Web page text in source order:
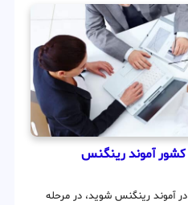
آموند رینگنس
آموند رینگنس شوید، در مرحله